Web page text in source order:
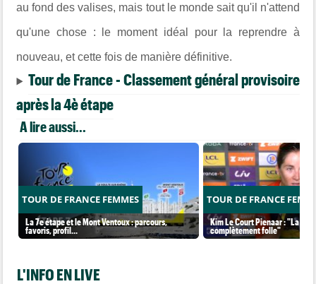
au fond des valises, mais tout le monde sait qu'il n'attend
qu'une chose : le moment idéal pour la reprendre à
nouveau, et cette fois de manière définitive.
Tour de France - Classement général provisoire
après la 4è étape
A lire aussi...
TOUR DE FRANCE FEMMES
La 7e étape et le Mont Ventoux : parcours,
favoris, profil…
TOUR DE FRANCE
Kim Le Court Pienaar : "La
complètement folle"
L'INFO EN LIVE